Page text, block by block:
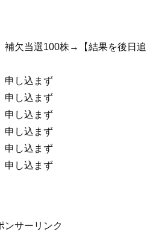
選100株→【結果を後日追
込まず
し込まず
込まず
込まず
申し込まず
し込まず
ンサーリンク